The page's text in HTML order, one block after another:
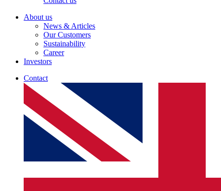
About us
News & Articles
Our Customers
Sustainability
Career
Investors
Contact